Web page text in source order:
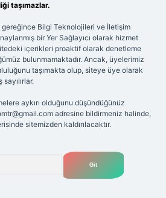
taşımazlar.
gereğince Bilgi Teknolojileri ve İletişim
bir Yer Sağlayıcı olarak hizmet
içerikleri proaktif olarak denetleme
bulunmamaktadır. Ancak, üyelerimiz
taşımakta olup, siteye üye olarak
aykırı olduğunu düşündüğünüz
adresine bildirmeniz halinde,
sitemizden kaldırılacaktır.